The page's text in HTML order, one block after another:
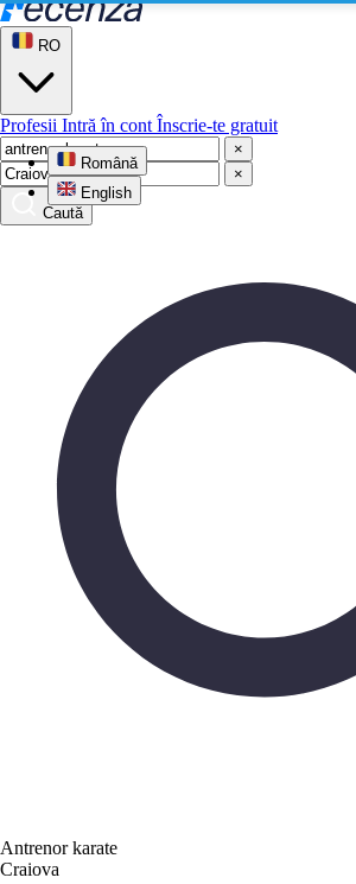
RO
Română
English
Profesii Intră în cont Înscrie-te gratuit
×
×
Caută
Antrenor karate
Craiova